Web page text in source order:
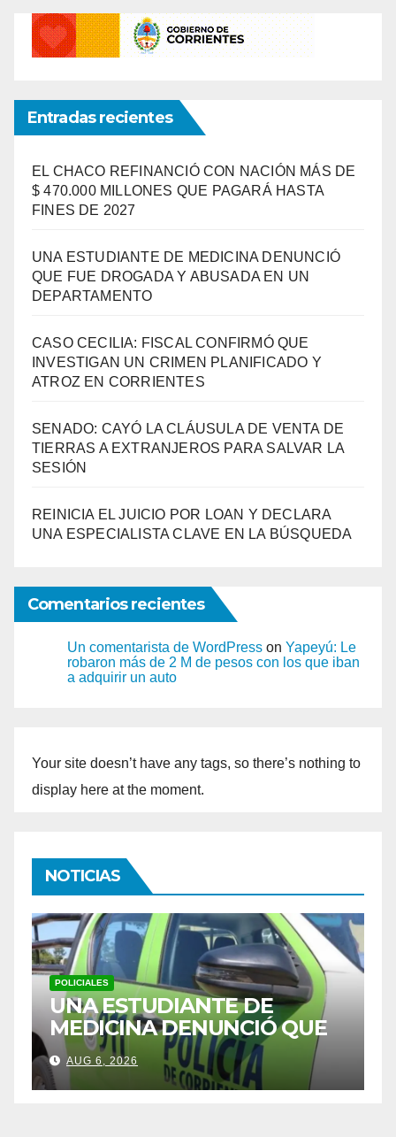
Entradas recientes
EL CHACO REFINANCIÓ CON NACIÓN MÁS DE
$ 470.000 MILLONES QUE PAGARÁ HASTA
FINES DE 2027
UNA ESTUDIANTE DE MEDICINA DENUNCIÓ
QUE FUE DROGADA Y ABUSADA EN UN
DEPARTAMENTO
CASO CECILIA: FISCAL CONFIRMÓ QUE
INVESTIGAN UN CRIMEN PLANIFICADO Y
ATROZ EN CORRIENTES
SENADO: CAYÓ LA CLÁUSULA DE VENTA DE
TIERRAS A EXTRANJEROS PARA SALVAR LA
SESIÓN
REINICIA EL JUICIO POR LOAN Y DECLARA
UNA ESPECIALISTA CLAVE EN LA BÚSQUEDA
Comentarios recientes
Un comentarista de WordPress on Yapeyú: Le
robaron más de 2 M de pesos con los que iban
a adquirir un auto
Your site doesn’t have any tags, so there’s nothing to
display here at the moment.
NOTICIAS
POLICIALES
CASO CECILIA: FISCAL
CONFIRMÓ QUE
INVESTIGAN UN CRIMEN
PLANIFICADO Y ATROZ EN
CORRIENTES
AUG 6, 2026